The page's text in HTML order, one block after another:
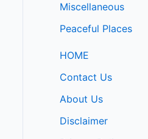
Miscellaneous
Peaceful Places
HOME
Contact Us
About Us
Disclaimer